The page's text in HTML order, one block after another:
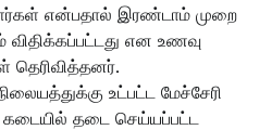
என்பதால் இரண்டாம் முறை
விதிக்கப்பட்டது என உணவு
தெரிவித்தனர்.
உட்பட்ட மேச்சேரி
கடையில் தடை செய்யப்பட்ட